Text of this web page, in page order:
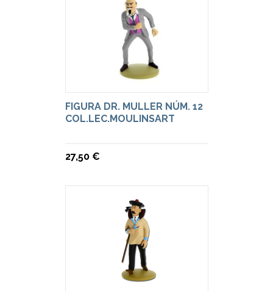
FIGURA DR. MULLER NÚM. 12
COL.LEC.MOULINSART
27,50 €